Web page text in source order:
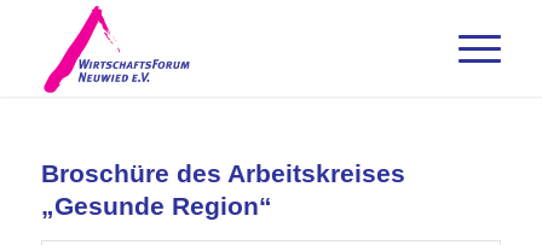
Broschüre des Arbeitskreises
„Gesunde Region“